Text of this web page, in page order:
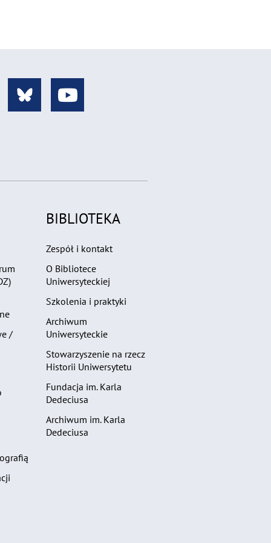
/
BIBLIOTEKA
Zespół i kontakt
O Bibliotece
Uniwersyteckiej
Szkolenia i praktyki
Archiwum
Uniwersyteckie
Stowarzyszenie na rzecz
Historii Uniwersytetu
Fundacja im. Karla
Dedeciusa
Archiwum im. Karla
Dedeciusa